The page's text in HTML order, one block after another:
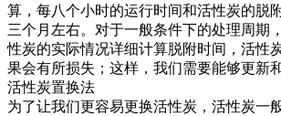
算，每八个小时的运行时间和活性炭的脱
三个月左右。对于一般条件下的处理周期
性炭的实际情况详细计算脱附时间，活性
果会有所损失；这样，我们需要能够更新
活性炭置换法
为了让我们更容易更换活性炭，活性炭一